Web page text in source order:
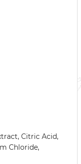
Citric Acid,
Chloride,